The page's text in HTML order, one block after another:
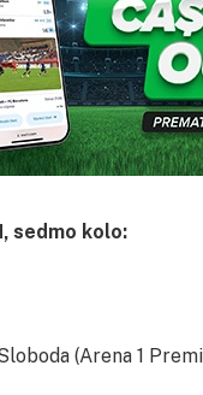
sedmo kolo:
(Arena 1